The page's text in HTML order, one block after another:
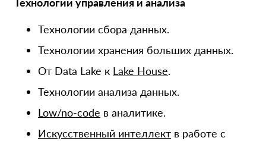
Технологии управления и анализа
Технологии сбора данных.
Технологии хранения больших данных.
От Data Lake к Lake House.
Технологии анализа данных.
Low/no-code в аналитике.
Искусственный интеллект в работе с